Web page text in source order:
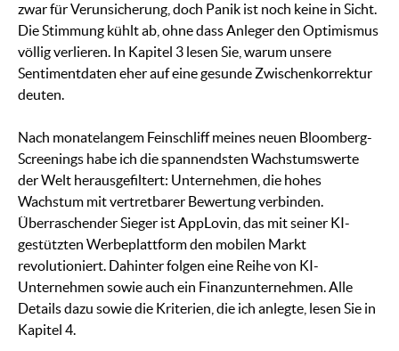
zwar für Verunsicherung, doch Panik ist noch keine in Sicht.
Die Stimmung kühlt ab, ohne dass Anleger den Optimismus
völlig verlieren. In Kapitel 3 lesen Sie, warum unsere
Sentimentdaten eher auf eine gesunde Zwischenkorrektur
deuten.
Nach monatelangem Feinschliff meines neuen Bloomberg-
Screenings habe ich die spannendsten Wachstumswerte
der Welt herausgefiltert: Unternehmen, die hohes
Wachstum mit vertretbarer Bewertung verbinden.
Überraschender Sieger ist AppLovin, das mit seiner KI-
gestützten Werbeplattform den mobilen Markt
revolutioniert. Dahinter folgen eine Reihe von KI-
Unternehmen sowie auch ein Finanzunternehmen. Alle
Details dazu sowie die Kriterien, die ich anlegte, lesen Sie in
Kapitel 4.